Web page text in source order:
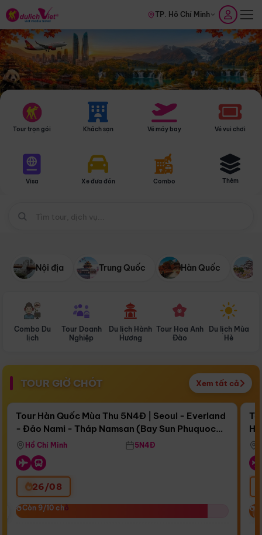
TP. Hồ Chí Minh
Tour trọn gói Khách sạn Vé máy bay Vé vui chơi
Visa Xe đưa đón Combo Thêm
Nội địa Trung Quốc Hàn Quốc
Combo Du
lịch
Tour Doanh
Nghiệp
Du lịch Hành
Hương
Tour Hoa Anh
Đào
Du lịch Mùa
Hè
TOUR GIỜ CHÓT Xem tất cả
Còn16 ngày 11:00:01
Bay Sun Phuquoc Airways
Điểm nổi bật
Tour Hàn Quốc Mùa Thu 5N4Đ | Seoul - Everland
- Đảo Nami - Tháp Namsan (Bay Sun Phuquoc
Airways)
Hồ Chí Minh 5N4Đ
26/08
Còn 9/10 chỗ
Còn 9/10 chỗ